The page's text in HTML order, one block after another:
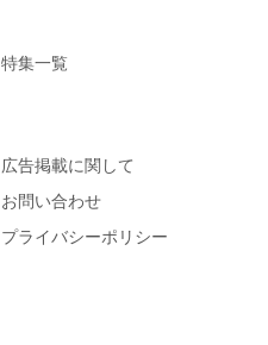
特集一覧
広告掲載に関して
お問い合わせ
プライバシーポリシー